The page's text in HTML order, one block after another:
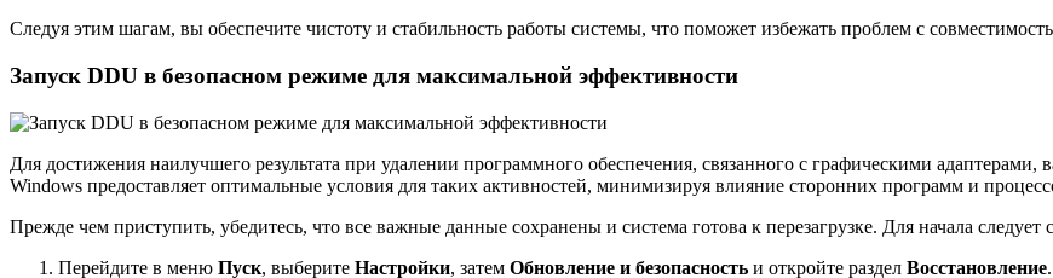
Следуя этим шагам, вы обеспечите чистоту и стабильность работы системы, что поможет избежать проблем с
Запуск DDU в безопасном режиме для максимальной эффективности
Для достижения наилучшего результата при удалении программного обеспечения, связанного с графическими
Windows предоставляет оптимальные условия для таких активностей, минимизируя влияние сторонних программ и
Прежде чем приступить, убедитесь, что все важные данные сохранены и система готова к перезагрузке. Для начала следует
Перейдите в меню Пуск, выберите Настройки, затем Обновление и безопасность и откройте раздел Восстановление.